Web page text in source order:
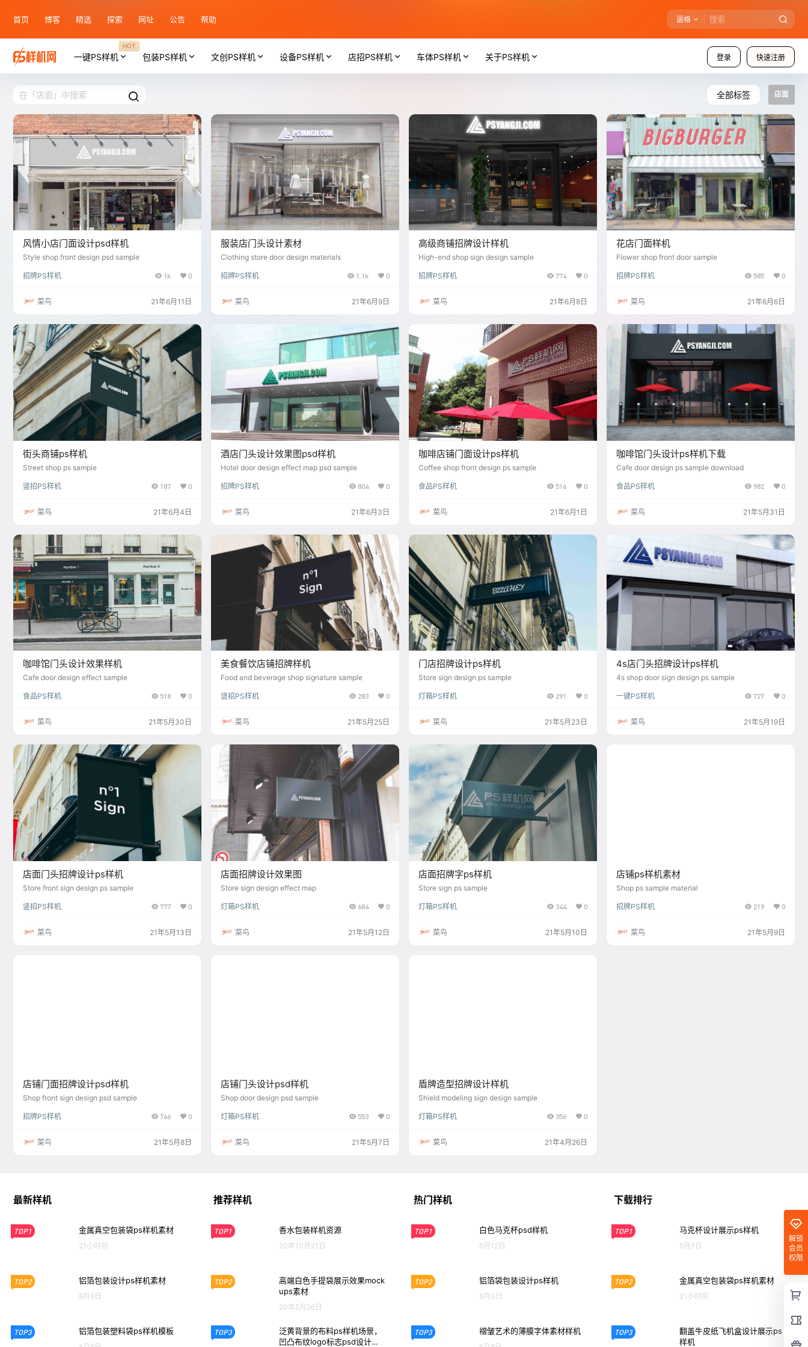
首页 博客 精选 探索 网址 公告 帮助 逼格
登录 快速注册
一键PS样机
HOT
包装PS样机 文创PS样机 设备PS样机 店招PS样机 车体PS样机 关于PS样机
全部标签 店面
风情小店门面设计psd样机
Style shop front design psd sample
招牌PS样机 1k 0
菜鸟 21年6月11日
服装店门头设计素材
Clothing store door design materials
招牌PS样机 1.1k 0
菜鸟 21年6月9日
高级商铺招牌设计样机
High-end shop sign design sample
招牌PS样机 774 0
菜鸟 21年6月8日
花店门面样机
Flower shop front door sample
招牌PS样机 585 0
菜鸟 21年6月6日
街头商铺ps样机
Street shop ps sample
竖招PS样机 187 0
菜鸟 21年6月4日
酒店门头设计效果图psd样机
Hotel door design effect map psd sample
招牌PS样机 804 0
菜鸟 21年6月3日
咖啡店铺门面设计ps样机
Coffee shop front design ps sample
食品PS样机 516 0
菜鸟 21年6月1日
咖啡馆门头设计ps样机下载
Cafe door design ps sample download
食品PS样机 982 0
菜鸟 21年5月31日
咖啡馆门头设计效果样机
Cafe door design effect sample
食品PS样机 518 0
菜鸟 21年5月30日
美食餐饮店铺招牌样机
Food and beverage shop signature sample
竖招PS样机 283 0
菜鸟 21年5月25日
门店招牌设计ps样机
Store sign design ps sample
灯箱PS样机 291 0
菜鸟 21年5月23日
4s店门头招牌设计ps样机
4s shop door sign design ps sample
一键PS样机 727 0
菜鸟 21年5月19日
店面门头招牌设计ps样机
Store front sign design ps sample
竖招PS样机 777 0
菜鸟 21年5月13日
店面招牌设计效果图
Store sign design effect map
灯箱PS样机 684 0
菜鸟 21年5月12日
店面招牌字ps样机
Store sign ps sample
灯箱PS样机 344 0
菜鸟 21年5月10日
店铺ps样机素材
Shop ps sample material
招牌PS样机 219 0
菜鸟 21年5月9日
店铺门面招牌设计psd样机
Shop front sign design psd sample
招牌PS样机 766 0
菜鸟 21年5月8日
店铺门头设计psd样机
Shop door design psd sample
灯箱PS样机 553 0
菜鸟 21年5月7日
盾牌造型招牌设计样机
Shield modeling sign design sample
灯箱PS样机 356 0
菜鸟 21年4月26日
解锁
会员
权限
最新样机
TOP1 金属真空包装袋ps样机素材
21小时前
TOP2 铝箔包装设计ps样机素材
8月6日
TOP3 铝箔包装塑料袋ps样机模板
推荐样机
TOP1 香水包装样机资源
20年10月21日
TOP2
高端白色手提袋展示效果mock
ups素材
20年5月26日
TOP3
泛黄背景的布料ps样机场景，
凹凸布纹logo标志psd设计模
热门样机
TOP1 白色马克杯psd样机
6月12日
TOP2 铝箔袋包装设计ps样机
8月3日
TOP3 褶皱艺术的薄膜字体素材样机
下载排行
TOP1 马克杯设计展示ps样机
6月7日
TOP2 金属真空包装袋ps样机素材
21小时前
TOP3
翻盖牛皮纸飞机盒设计展示ps
样机